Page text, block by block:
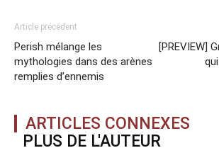
Article précédent
Perish mélange les
mythologies dans des arènes
remplies d’ennemis
[PREVIEW]
ARTICLES CONNEXES
PLUS DE L'AUTEUR